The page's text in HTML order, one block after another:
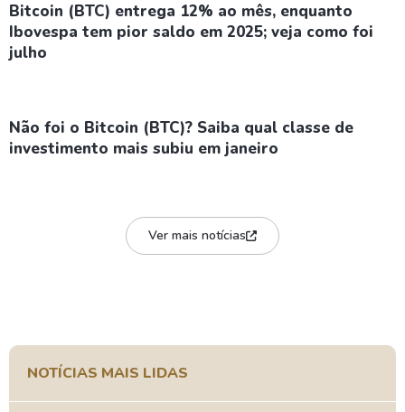
Bitcoin (BTC) entrega 12% ao mês, enquanto
Ibovespa tem pior saldo em 2025; veja como foi
julho
Não foi o Bitcoin (BTC)? Saiba qual classe de
investimento mais subiu em janeiro
Ver mais notícias
NOTÍCIAS MAIS LIDAS